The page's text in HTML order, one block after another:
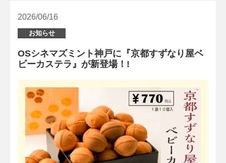
2026/06/16
お知らせ
OSシネマズミント神戸に『京都すずなり屋ベ
ビーカステラ』が新登場！!